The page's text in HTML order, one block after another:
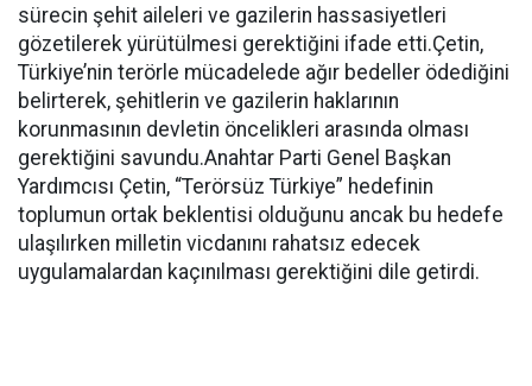
sürecin şehit aileleri ve gazilerin hassasiyetleri
gözetilerek yürütülmesi gerektiğini ifade etti.Çetin,
Türkiye’nin terörle mücadelede ağır bedeller ödediğini
belirterek, şehitlerin ve gazilerin haklarının
korunmasının devletin öncelikleri arasında olması
gerektiğini savundu.Anahtar Parti Genel Başkan
Yardımcısı Çetin, “Terörsüz Türkiye” hedefinin
toplumun ortak beklentisi olduğunu ancak bu hedefe
ulaşılırken milletin vicdanını rahatsız edecek
uygulamalardan kaçınılması gerektiğini dile getirdi.